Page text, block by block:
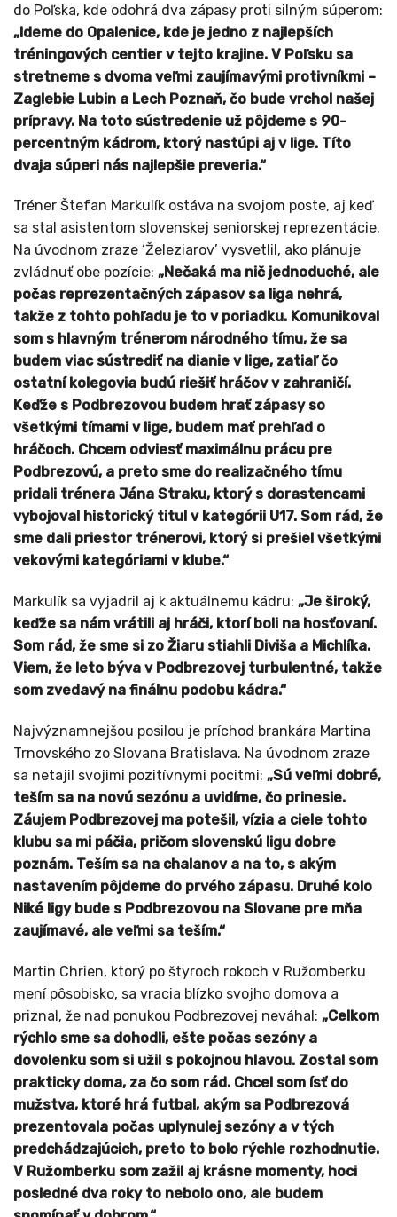
do Poľska, kde odohrá dva zápasy proti silným súperom:
„Ideme do Opalenice, kde je jedno z najlepších
tréningových centier v tejto krajine. V Poľsku sa
stretneme s dvoma veľmi zaujímavými protivníkmi –
Zaglebie Lubin a Lech Poznaň, čo bude vrchol našej
prípravy. Na toto sústredenie už pôjdeme s 90-
percentným kádrom, ktorý nastúpi aj v lige. Títo
dvaja súperi nás najlepšie preveria.“
Tréner Štefan Markulík ostáva na svojom poste, aj keď
sa stal asistentom slovenskej seniorskej reprezentácie.
Na úvodnom zraze ‘Železiarov’ vysvetlil, ako plánuje
zvládnuť obe pozície: „Nečaká ma nič jednoduché, ale
počas reprezentačných zápasov sa liga nehrá,
takže z tohto pohľadu je to v poriadku. Komunikoval
som s hlavným trénerom národného tímu, že sa
budem viac sústrediť na dianie v lige, zatiaľ čo
ostatní kolegovia budú riešiť hráčov v zahraničí.
Keďže s Podbrezovou budem hrať zápasy so
všetkými tímami v lige, budem mať prehľad o
hráčoch. Chcem odviesť maximálnu prácu pre
Podbrezovú, a preto sme do realizačného tímu
pridali trénera Jána Straku, ktorý s dorastencami
vybojoval historický titul v kategórii U17. Som rád, že
sme dali priestor trénerovi, ktorý si prešiel všetkými
vekovými kategóriami v klube.“
Markulík sa vyjadril aj k aktuálnemu kádru: „Je široký,
keďže sa nám vrátili aj hráči, ktorí boli na hosťovaní.
Som rád, že sme si zo Žiaru stiahli Diviša a Michlíka.
Viem, že leto býva v Podbrezovej turbulentné, takže
som zvedavý na finálnu podobu kádra.“
Najvýznamnejšou posilou je príchod brankára Martina
Trnovského zo Slovana Bratislava. Na úvodnom zraze
sa netajil svojimi pozitívnymi pocitmi: „Sú veľmi dobré,
teším sa na novú sezónu a uvidíme, čo prinesie.
Záujem Podbrezovej ma potešil, vízia a ciele tohto
klubu sa mi páčia, pričom slovenskú ligu dobre
poznám. Teším sa na chalanov a na to, s akým
nastavením pôjdeme do prvého zápasu. Druhé kolo
Niké ligy bude s Podbrezovou na Slovane pre mňa
zaujímavé, ale veľmi sa teším.“
Martin Chrien, ktorý po štyroch rokoch v Ružomberku
mení pôsobisko, sa vracia blízko svojho domova a
priznal, že nad ponukou Podbrezovej neváhal: „Celkom
rýchlo sme sa dohodli, ešte počas sezóny a
dovolenku som si užil s pokojnou hlavou. Zostal som
prakticky doma, za čo som rád. Chcel som ísť do
mužstva, ktoré hrá futbal, akým sa Podbrezová
prezentovala počas uplynulej sezóny a v tých
predchádzajúcich, preto to bolo rýchle rozhodnutie.
V Ružomberku som zažil aj krásne momenty, hoci
posledné dva roky to nebolo ono, ale budem